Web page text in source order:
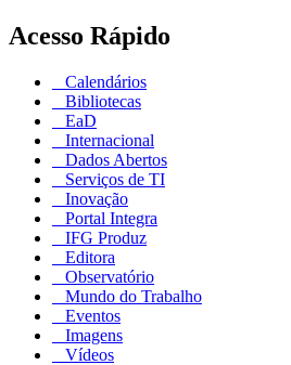
Acesso Rápido
Calendários
Bibliotecas
EaD
Internacional
Dados Abertos
Serviços de TI
Inovação
Portal Integra
IFG Produz
Editora
Observatório
Mundo do Trabalho
Eventos
Imagens
Vídeos